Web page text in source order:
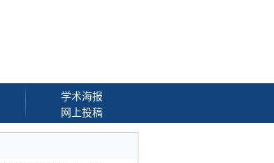
学术海报
网上投稿